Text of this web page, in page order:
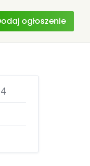
ogłoszenie